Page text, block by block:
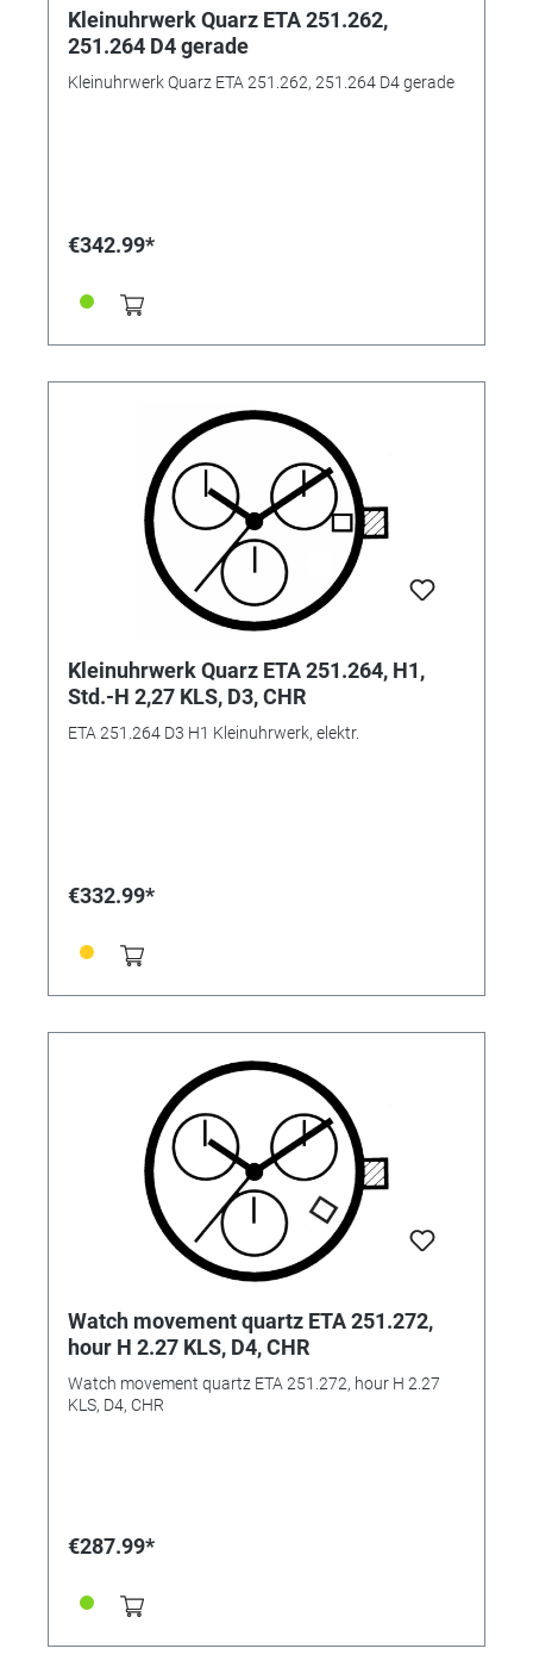
Kleinuhrwerk Quarz ETA 251.262,
251.264 D4 gerade
Kleinuhrwerk Quarz ETA 251.262, 251.264 D4 gerade
€342.99*
Kleinuhrwerk Quarz ETA 251.264, H1,
Std.-H 2,27 KLS, D3, CHR
ETA 251.264 D3 H1 Kleinuhrwerk, elektr.
€332.99*
Watch movement quartz ETA 251.272,
hour H 2.27 KLS, D4, CHR
Watch movement quartz ETA 251.272, hour H 2.27
KLS, D4, CHR
€287.99*